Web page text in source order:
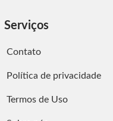
Serviços
Contato
Política de privacidade
Termos de Uso